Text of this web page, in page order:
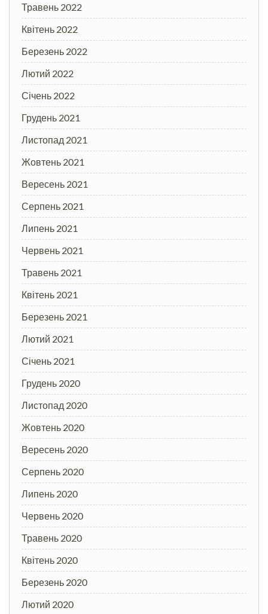
Травень 2022
Квітень 2022
Березень 2022
Лютий 2022
Січень 2022
Грудень 2021
Листопад 2021
Жовтень 2021
Вересень 2021
Серпень 2021
Липень 2021
Червень 2021
Травень 2021
Квітень 2021
Березень 2021
Лютий 2021
Січень 2021
Грудень 2020
Листопад 2020
Жовтень 2020
Вересень 2020
Серпень 2020
Липень 2020
Червень 2020
Травень 2020
Квітень 2020
Березень 2020
Лютий 2020